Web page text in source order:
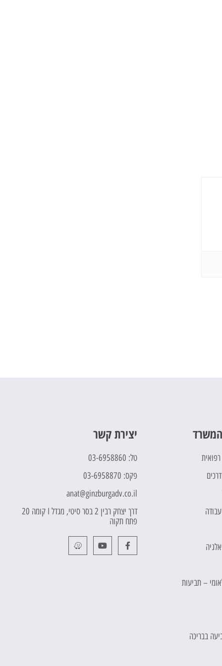
– תביעות
בבריכה
יצירת קשר
טל: 03-6958860
פקס: 03-6958870
anat@ginzburgadv.co.il
דרך יצחק רבין 2 בסר סיטי, מגדל I קומה 20
פתח תקוה